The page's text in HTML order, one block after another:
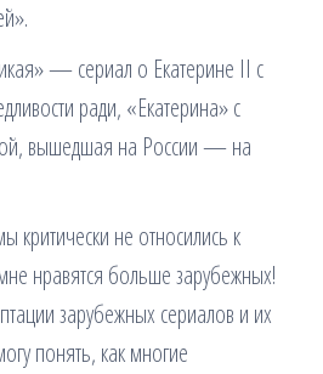
— сериал о Екатерине II с
ради, «Екатерина» с
вышедшая на России — на
критически не относились к
нравятся больше зарубежных!
зарубежных сериалов и их
понять, как многие